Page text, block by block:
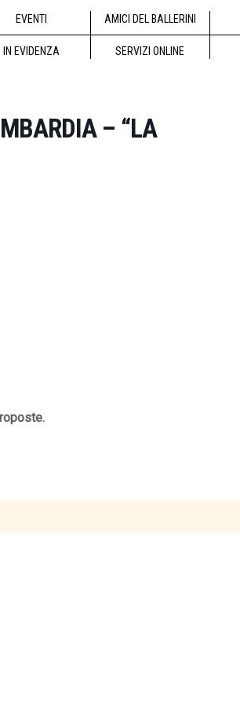
EVENTI AMICI DEL BALLERINI
IN EVIDENZA SERVIZI ONLINE
– “LA